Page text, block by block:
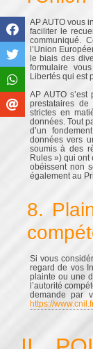
AP AUTO vous
faciliter le
communiqué.
l’Union
le biais des
formulaire
Libertés qui est
AP AUTO
prestataires
strictes en
données. Tout
d’un
données vers
soumis à des
Rules ») qui
obéissent non
également au
8.
Si vous
regard de vos
plainte ou une
l’autorité
demande par
https://